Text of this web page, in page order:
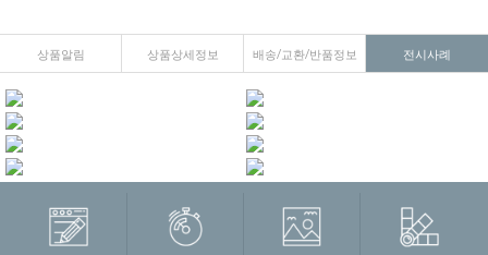
상품알림 상품상세정보 배송/교환/반품정보 전시사례